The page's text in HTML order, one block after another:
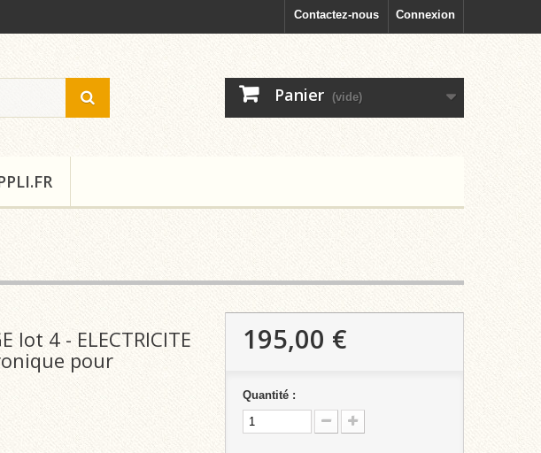
Connexion
Contactez-nous
Panier (vide)
lot 4 - ELECTRICITE
pour
195,00 €
Quantité :